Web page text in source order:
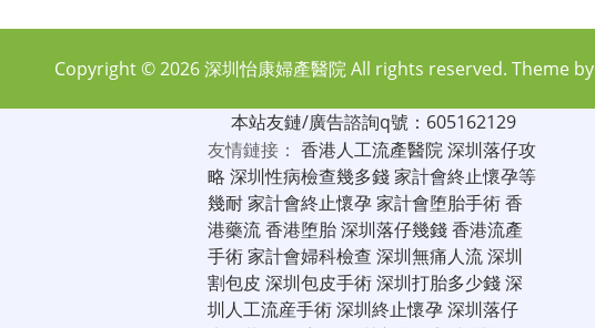
Copyright © 2026深圳怡康婦產醫院All rights reserved. Theme by
本站友鏈/廣告諮詢q號：605162129
友情鏈接： 香港人工流產醫院深圳落仔攻
略 深圳性病檢查幾多錢家計會終止懷孕等
幾耐家計會終止懷孕家計會堕胎手術香
港藥流香港堕胎深圳落仔幾錢香港流產
手術家計會婦科檢查 深圳無痛人流深圳
割包皮 深圳包皮手術深圳打胎多少錢深
圳人工流産手術深圳終止懷孕深圳落仔